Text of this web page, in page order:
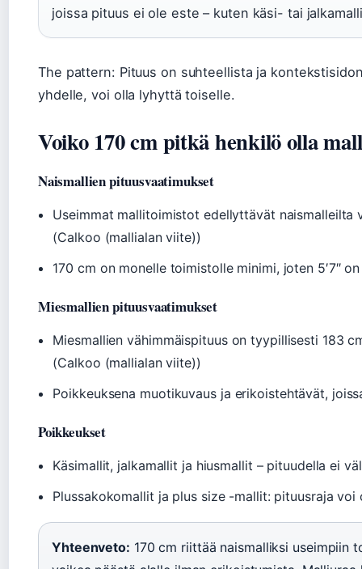
joissa pituus ei ole este – kuten käsi- tai
The pattern: Pituus on suhteellista ja
yhdelle, voi olla lyhyttä toiselle.
Voiko 170 cm pitkä henkilö olla
Naismallien pituusvaatimukset
Useimmat mallitoimistot edellyttävät naismalleilta
(Calkoo (mallialan viite))
170 cm on monelle toimistolle minimi, joten 5′7″
Miesmallien pituusvaatimukset
Miesmallien vähimmäispituus on tyypillisesti 183
(Calkoo (mallialan viite))
Poikkeuksena muotikuvaus ja erikoistehtävät,
Poikkeukset
Käsimallit, jalkamallit ja hiusmallit – pituudella ei
Plussakokomallit ja plus size -mallit: pituusraja voi
Yhteenveto: 170 cm riittää naismalliksi useimpiin